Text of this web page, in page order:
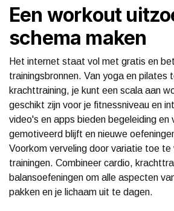
Een workout
schema maken
Het internet staat vol met gratis en
trainingsbronnen. Van yoga en pilates
krachttraining, je kunt een scala aan
geschikt zijn voor je fitnessniveau en
video's en apps bieden begeleiding
gemotiveerd blijft en nieuwe
Voorkom verveling door variatie toe te
trainingen. Combineer cardio,
balansoefeningen om alle aspecten
pakken en je lichaam uit te dagen.